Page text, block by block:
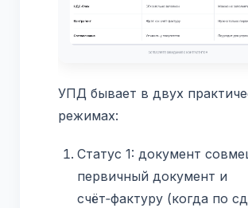
УПД бывает в двух
режимах:
Статус 1: документ
первичный документ и
счёт‑фактуру (когда по